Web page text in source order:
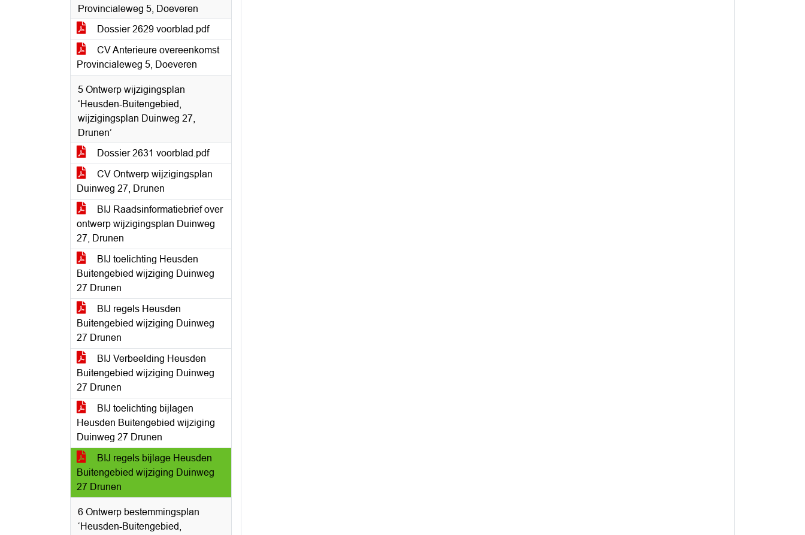
Provincialeweg 5, Doeveren
Dossier 2629 voorblad.pdf
CV Anterieure overeenkomst
Provincialeweg 5, Doeveren
5 Ontwerp wijzigingsplan
‘Heusden-Buitengebied,
wijzigingsplan Duinweg 27,
Drunen’
Dossier 2631 voorblad.pdf
CV Ontwerp wijzigingsplan
Duinweg 27, Drunen
BIJ Raadsinformatiebrief over
ontwerp wijzigingsplan Duinweg
27, Drunen
BIJ toelichting Heusden
Buitengebied wijziging Duinweg
27 Drunen
BIJ regels Heusden
Buitengebied wijziging Duinweg
27 Drunen
BIJ Verbeelding Heusden
Buitengebied wijziging Duinweg
27 Drunen
BIJ toelichting bijlagen
Heusden Buitengebied wijziging
Duinweg 27 Drunen
BIJ regels bijlage Heusden
Buitengebied wijziging Duinweg
27 Drunen
6 Ontwerp bestemmingsplan
‘Heusden-Buitengebied,